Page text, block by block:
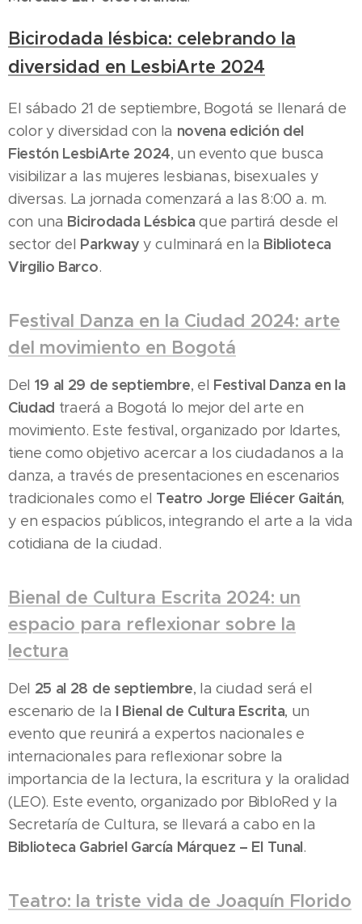
Bicirodada lésbica: celebrando la
diversidad en LesbiArte 2024
El sábado 21 de septiembre, Bogotá se llenará de
color y diversidad con la novena edición del
Fiestón LesbiArte 2024, un evento que busca
visibilizar a las mujeres lesbianas, bisexuales y
diversas. La jornada comenzará a las 8:00 a. m.
con una Bicirodada Lésbicaque partirá desde el
sector del Parkway y culminará en la Biblioteca
Virgilio Barco.
Festival Danza en la Ciudad 2024: arte
del movimiento en Bogotá
Del 19 al 29 de septiembre, el Festival Danza en la
Ciudad traerá a Bogotá lo mejor del arte en
movimiento. Este festival, organizado por Idartes,
tiene como objetivo acercar a los ciudadanos a la
danza, a través de presentaciones en escenarios
tradicionales como el Teatro Jorge Eliécer Gaitán,
y en espacios públicos, integrando el arte a la vida
cotidiana de la ciudad.
Bienal de Cultura Escrita 2024: un
espacio para reflexionar sobre la
lectura
Del 25 al 28 de septiembre, la ciudad será el
escenario de la I Bienal de Cultura Escrita, un
evento que reunirá a expertos nacionales e
internacionales para reflexionar sobre la
importancia de la lectura, la escritura y la oralidad
(LEO). Este evento, organizado por BibloRed y la
Secretaría de Cultura, se llevará a cabo en la
Biblioteca Gabriel García Márquez – El Tunal.
Teatro: la triste vida de Joaquín Florido